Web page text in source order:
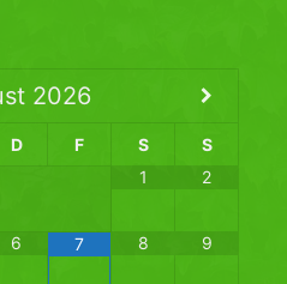
2026
D F S
S
1
2
6 7 8 9